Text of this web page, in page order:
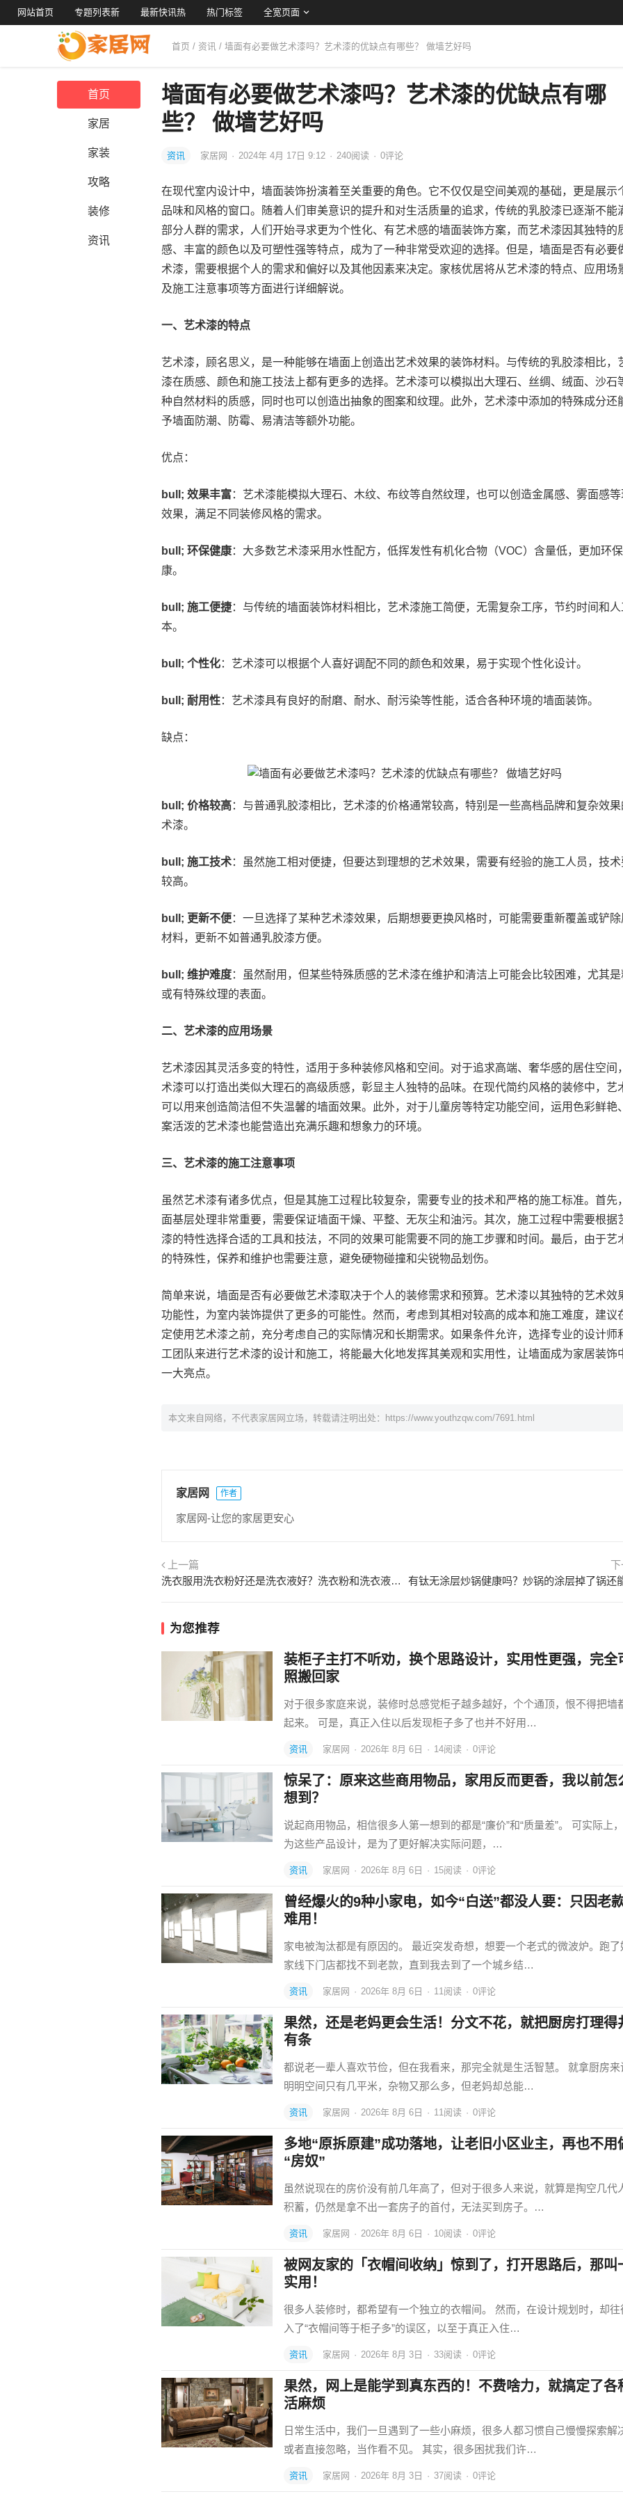
网站首页 专题列表新 最新快讯热 热门标签 全宽页面
首页 / 资讯 / 墙面有必要做艺术漆吗？艺术漆的优缺点有哪些？ 做墙艺好吗
首页
家居
家装
攻略
装修
资讯
墙面有必要做艺术漆吗？艺术漆的优缺点有哪
些？ 做墙艺好吗
资讯 家居网 · 2024年 4月 17日 9:12 · 240阅读 · 0评论
在现代室内设计中，墙面装饰扮演着至关重要的角色。它不仅仅是空间美观的基础，更是展示
品味和风格的窗口。随着人们审美意识的提升和对生活质量的追求，传统的乳胶漆已逐渐不能
部分人群的需求，人们开始寻求更为个性化、有艺术感的墙面装饰方案，而艺术漆因其独特的
感、丰富的颜色以及可塑性强等特点，成为了一种非常受欢迎的选择。但是，墙面是否有必要
术漆，需要根据个人的需求和偏好以及其他因素来决定。家核优居将从艺术漆的特点、应用场
及施工注意事项等方面进行详细解说。
一、艺术漆的特点
艺术漆，顾名思义，是一种能够在墙面上创造出艺术效果的装饰材料。与传统的乳胶漆相比，
漆在质感、颜色和施工技法上都有更多的选择。艺术漆可以模拟出大理石、丝绸、绒面、沙石
种自然材料的质感，同时也可以创造出抽象的图案和纹理。此外，艺术漆中添加的特殊成分还
予墙面防潮、防霉、易清洁等额外功能。
优点：
bull; 效果丰富：艺术漆能模拟大理石、木纹、布纹等自然纹理，也可以创造金属感、雾面感
效果，满足不同装修风格的需求。
bull; 环保健康：大多数艺术漆采用水性配方，低挥发性有机化合物（VOC）含量低，更加环
康。
bull; 施工便捷：与传统的墙面装饰材料相比，艺术漆施工简便，无需复杂工序，节约时间和
本。
bull; 个性化：艺术漆可以根据个人喜好调配不同的颜色和效果，易于实现个性化设计。
bull; 耐用性：艺术漆具有良好的耐磨、耐水、耐污染等性能，适合各种环境的墙面装饰。
缺点：
bull; 价格较高：与普通乳胶漆相比，艺术漆的价格通常较高，特别是一些高档品牌和复杂效果
术漆。
bull; 施工技术：虽然施工相对便捷，但要达到理想的艺术效果，需要有经验的施工人员，技术
较高。
bull; 更新不便：一旦选择了某种艺术漆效果，后期想要更换风格时，可能需要重新覆盖或铲除
材料，更新不如普通乳胶漆方便。
bull; 维护难度：虽然耐用，但某些特殊质感的艺术漆在维护和清洁上可能会比较困难，尤其
或有特殊纹理的表面。
二、艺术漆的应用场景
艺术漆因其灵活多变的特性，适用于多种装修风格和空间。对于追求高端、奢华感的居住空间
术漆可以打造出类似大理石的高级质感，彰显主人独特的品味。在现代简约风格的装修中，艺
可以用来创造简洁但不失温馨的墙面效果。此外，对于儿童房等特定功能空间，运用色彩鲜艳
案活泼的艺术漆也能营造出充满乐趣和想象力的环境。
三、艺术漆的施工注意事项
虽然艺术漆有诸多优点，但是其施工过程比较复杂，需要专业的技术和严格的施工标准。首先
面基层处理非常重要，需要保证墙面干燥、平整、无灰尘和油污。其次，施工过程中需要根据
漆的特性选择合适的工具和技法，不同的效果可能需要不同的施工步骤和时间。最后，由于艺
的特殊性，保养和维护也需要注意，避免硬物碰撞和尖锐物品划伤。
简单来说，墙面是否有必要做艺术漆取决于个人的装修需求和预算。艺术漆以其独特的艺术效
功能性，为室内装饰提供了更多的可能性。然而，考虑到其相对较高的成本和施工难度，建议
定使用艺术漆之前，充分考虑自己的实际情况和长期需求。如果条件允许，选择专业的设计师
工团队来进行艺术漆的设计和施工，将能最大化地发挥其美观和实用性，让墙面成为家居装饰
一大亮点。
本文来自网络，不代表家居网立场，转载请注明出处： https://www.youthzqw.com/7691.html
家居网 作者
家居网-让您的家居更安心
上一篇
洗衣服用洗衣粉好还是洗衣液好？洗衣粉和洗衣液可以一起用吗？ 洗衣服用洗衣粉好还是洗洁精好
为您推荐
装柜子主打不听劝，换个思路设计，实用性更强，完全
照搬回家
对于很多家庭来说，装修时总感觉柜子越多越好，个个通顶，恨不得把墙
起来。 可是，真正入住以后发现柜子多了也并不好用…
资讯 家居网 · 2026年 8月 6日 · 14阅读 · 0评论
惊呆了：原来这些商用物品，家用反而更香，我以前怎
想到？
说起商用物品，相信很多人第一想到的都是“廉价”和“质量差”。 可实际上
为这些产品设计，是为了更好解决实际问题，…
资讯 家居网 · 2026年 8月 6日 · 15阅读 · 0评论
曾经爆火的9种小家电，如今“白送”都没人要：只因老
难用！
家电被淘汰都是有原因的。 最近突发奇想，想要一个老式的微波炉。跑了
家线下门店都找不到老款，直到我去到了一个城乡结…
资讯 家居网 · 2026年 8月 6日 · 11阅读 · 0评论
果然，还是老妈更会生活！分文不花，就把厨房打理得
有条
都说老一辈人喜欢节俭，但在我看来，那完全就是生活智慧。 就拿厨房来
明明空间只有几平米，杂物又那么多，但老妈却总能…
资讯 家居网 · 2026年 8月 6日 · 11阅读 · 0评论
多地“原拆原建”成功落地，让老旧小区业主，再也不用
“房奴”
虽然说现在的房价没有前几年高了，但对于很多人来说，就算是掏空几代
积蓄，仍然是拿不出一套房子的首付，无法买到房子。…
资讯 家居网 · 2026年 8月 6日 · 10阅读 · 0评论
被网友家的「衣帽间收纳」惊到了，打开思路后，那叫
实用！
很多人装修时，都希望有一个独立的衣帽间。 然而，在设计规划时，却往
入了“衣帽间等于柜子多”的误区，以至于真正入住…
资讯 家居网 · 2026年 8月 3日 · 33阅读 · 0评论
果然，网上是能学到真东西的！不费啥力，就搞定了各
活麻烦
日常生活中，我们一旦遇到了一些小麻烦，很多人都习惯自己慢慢探索解
或者直接忽略，当作看不见。 其实，很多困扰我们许…
资讯 家居网 · 2026年 8月 3日 · 37阅读 · 0评论